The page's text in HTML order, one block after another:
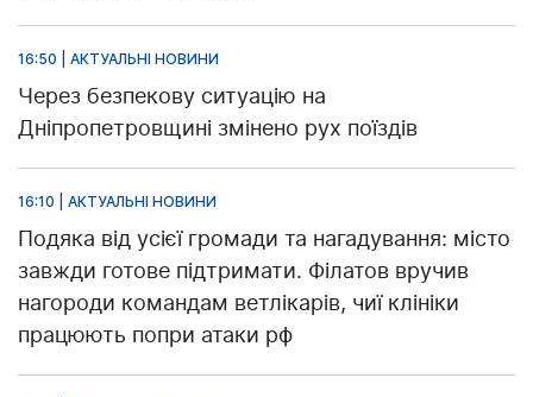
16:50 | АКТУАЛЬНІ НОВИНИ
Через безпекову ситуацію на
Дніпропетровщині змінено рух поїздів
16:10 | АКТУАЛЬНІ НОВИНИ
Подяка від усієї громади та нагадування: місто
завжди готове підтримати. Філатов вручив
нагороди командам ветлікарів, чиї клініки
працюють попри атаки рф